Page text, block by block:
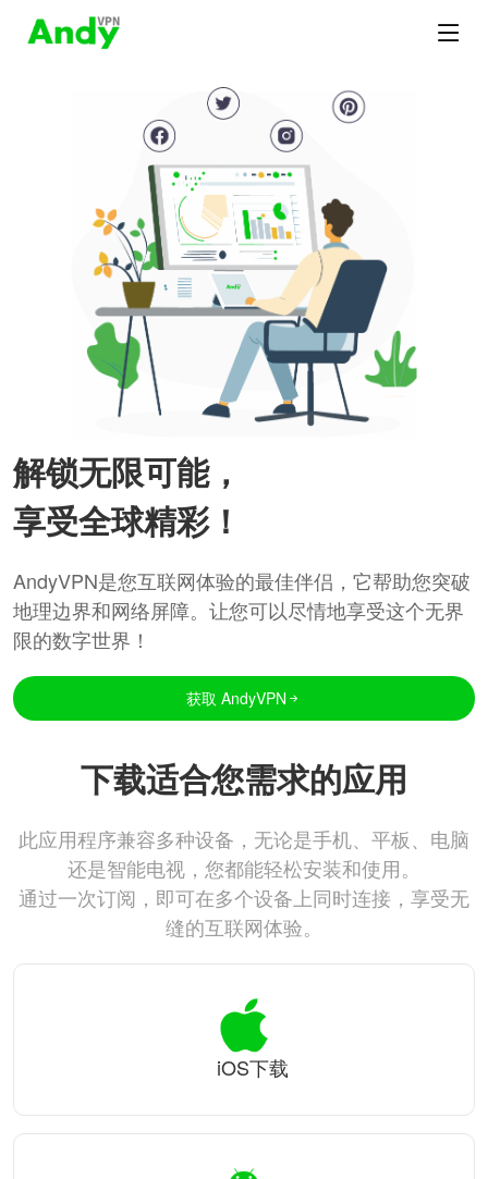
解锁无限可能，
享受全球精彩！
AndyVPN是您互联网体验的最佳伴侣，它帮助您突破
地理边界和网络屏障。让您可以尽情地享受这个无界
限的数字世界！
获取 AndyVPN
下载适合您需求的应用
此应用程序兼容多种设备，无论是手机、平板、电脑
还是智能电视，您都能轻松安装和使用。
通过一次订阅，即可在多个设备上同时连接，享受无
缝的互联网体验。
iOS下载